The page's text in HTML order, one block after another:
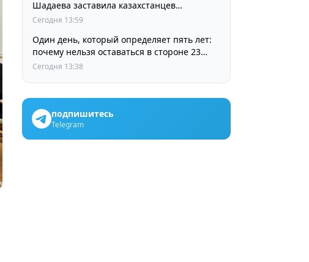
Шадаева заставила казахстанцев
остановиться и задуматься
Сегодня 13:59
Один день, который определяет пять лет:
почему нельзя оставаться в стороне 23
августа
Сегодня 13:38
подпишитесь
Telegram